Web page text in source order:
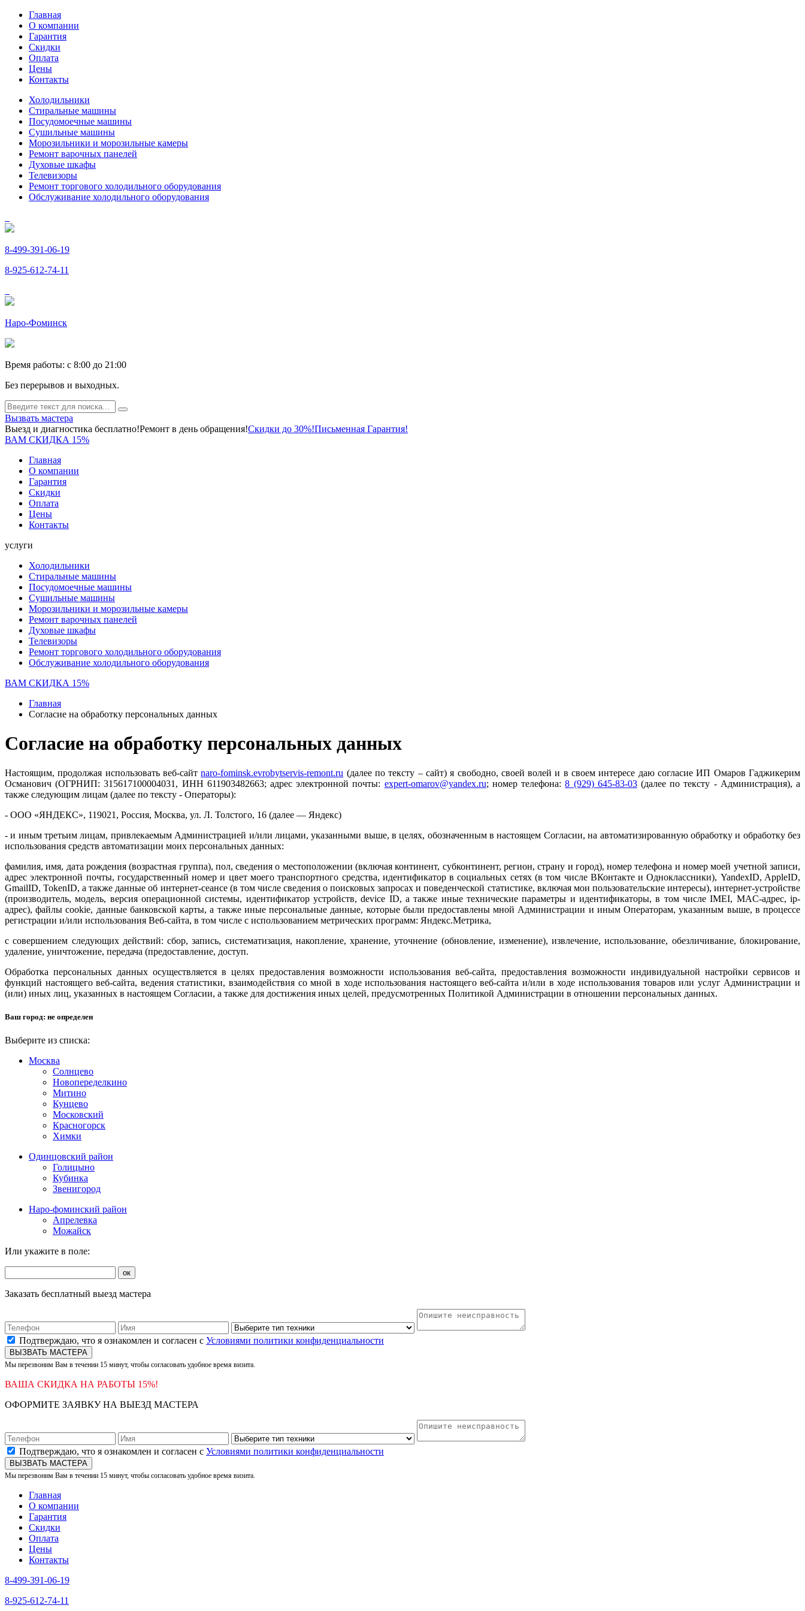
Главная
О компании
Гарантия
Скидки
Оплата
Цены
Контакты
Холодильники
Стиральные машины
Посудомоечные машины
Сушильные машины
Морозильники и морозильные камеры
Ремонт варочных панелей
Духовые шкафы
Телевизоры
Ремонт торгового холодильного оборудования
Обслуживание холодильного оборудования
8-499-391-06-19
8-925-612-74-11
Наро-Фоминск
Время работы: c 8:00 до 21:00
Без перерывов и выходных.
Вызвать мастера
Выезд и диагностика бесплатно!Ремонт в день обращения!Скидки до 30%!Письменная Гарантия!
ВАМ СКИДКА 15%
Главная
О компании
Гарантия
Скидки
Оплата
Цены
Контакты
услуги
Холодильники
Стиральные машины
Посудомоечные машины
Сушильные машины
Морозильники и морозильные камеры
Ремонт варочных панелей
Духовые шкафы
Телевизоры
Ремонт торгового холодильного оборудования
Обслуживание холодильного оборудования
ВАМ СКИДКА 15%
Главная
Согласие на обработку персональных данных
Согласие на обработку персональных данных
Настоящим, продолжая использовать веб-сайтnaro-fominsk.evrobytservis-remont.ru (далее по тексту – сайт) я свободно, своей волей и в своем интересе даю согласие ИП Омаров Гаджикерим
Османович (ОГРНИП: 315617100004031, ИНН 611903482663; адрес электронной почты: expert-omarov@yandex.ru; номер телефона:8 (929) 645-83-03(далее по тексту - Администрация), а
также следующим лицам (далее по тексту - Операторы):
- ООО «ЯНДЕКС», 119021, Россия, Москва, ул. Л. Толстого, 16 (далее — Яндекс)
- и иным третьим лицам, привлекаемым Администрацией и/или лицами, указанными выше, в целях, обозначенным в настоящем Согласии, на автоматизированную обработку и обработку без
использования средств автоматизации моих персональных данных:
фамилия, имя, дата рождения (возрастная группа), пол, сведения о местоположении (включая континент, субконтинент, регион, страну и город), номер телефона и номер моей учетной записи,
адрес электронной почты, государственный номер и цвет моего транспортного средства, идентификатор в социальных сетях (в том числе ВКонтакте и Одноклассники), YandexID, AppleID,
GmailID, TokenID, а также данные об интернет-сеансе (в том числе сведения о поисковых запросах и поведенческой статистике, включая мои пользовательские интересы), интернет-устройстве
(производитель, модель, версия операционной системы, идентификатор устройств, device ID, а также иные технические параметры и идентификаторы, в том числе IMEI, MAC-адрес, ip-
адрес), файлы cookie, данные банковской карты, а также иные персональные данные, которые были предоставлены мной Администрации и иным Операторам, указанным выше, в процессе
регистрации и/или использования Веб-сайта, в том числе с использованием метрических программ: Яндекс.Метрика,
с совершением следующих действий: сбор, запись, систематизация, накопление, хранение, уточнение (обновление, изменение), извлечение, использование, обезличивание, блокирование,
удаление, уничтожение, передача (предоставление, доступ.
Обработка персональных данных осуществляется в целях предоставления возможности использования веб-сайта, предоставления возможности индивидуальной настройки сервисов и
функций настоящего веб-сайта, ведения статистики, взаимодействия со мной в ходе использования настоящего веб-сайта и/или в ходе использования товаров или услуг Администрации и
(или) иных лиц, указанных в настоящем Согласии, а также для достижения иных целей, предусмотренных Политикой Администрации в отношении персональных данных.
Ваш город: не определен
Выберите из списка:
Москва
Солнцево
Новопеределкино
Митино
Кунцево
Московский
Красногорск
Химки
Одинцовский район
Голицыно
Кубинка
Звенигород
Наро-фоминский район
Апрелевка
Можайск
Или укажите в поле:
ок
Заказать бесплатный выезд мастера
Подтверждаю, что я ознакомлен и согласен с Условиями политики конфиденциальности
ВЫЗВАТЬ МАСТЕРА
Мы перезвоним Вам в течении 15 минут, чтобы согласовать удобное время визита.
ВАША СКИДКА НА РАБОТЫ 15%!
ОФОРМИТЕ ЗАЯВКУ НА ВЫЕЗД МАСТЕРА
Подтверждаю, что я ознакомлен и согласен с Условиями политики конфиденциальности
ВЫЗВАТЬ МАСТЕРА
Мы перезвоним Вам в течении 15 минут, чтобы согласовать удобное время визита.
Главная
О компании
Гарантия
Скидки
Оплата
Цены
Контакты
8-499-391-06-19
8-925-612-74-11